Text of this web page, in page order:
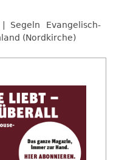
Segeln
Evangelisch-
(Nordkirche)